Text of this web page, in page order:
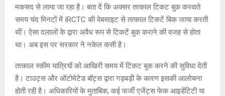
मकसद से लाया जा रहा है। बता दें कि अक्सर तत्काल टिकट बुक करवाते
समय चंद मिनटों में IRCTC की वेबसाइट से तत्काल टिकटें बिक जाया करती
थीं। ऐसा दलालों के द्वारा अवैध रूप से टिकटें बुक कराने की वजह से होता
था। अब इस पर सरकार ने नकेल कसी है।
तत्काल स्कीम यात्रियों को आखिरी समय में टिकट बुक करने की सुविधा देती
है। टाउट्स और ऑटोमेटेड बॉट्स द्वारा गड़बड़ी के कारण इसकी आलोचना
होती रही है। अधिकारियों के मुताबिक, कई फर्जी एजेंट्स फेक आइडेंटिटी या